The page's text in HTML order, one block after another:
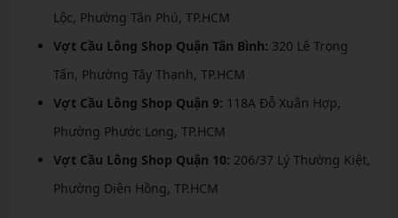
Lộc, Phường Tân Phú, TP.HCM
Vợt Cầu Lông Shop Quận Tân Bình: 320 Lê Trọng
Tấn, Phường Tây Thạnh, TP.HCM
Vợt Cầu Lông Shop Quận 9: 118A Đỗ Xuân Hợp,
Phường Phước Long, TP.HCM
Vợt Cầu Lông Shop Quận 10: 206/37 Lý Thường Kiệt,
Phường Diên Hồng, TP.HCM